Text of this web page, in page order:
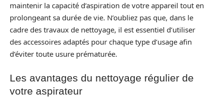
maintenir la capacité d’aspiration de votre appareil tout en
prolongeant sa durée de vie. N’oubliez pas que, dans le
cadre des travaux de nettoyage, il est essentiel d’utiliser
des accessoires adaptés pour chaque type d’usage afin
d’éviter toute usure prématurée.
Les avantages du nettoyage régulier de
votre aspirateur